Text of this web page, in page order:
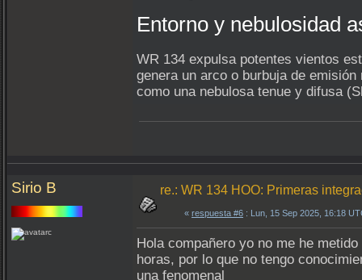
Entorno y nebulosidad
WR 134 expulsa potentes vientos
genera un arco o burbuja de
como una nebulosa tenue y difusa
Sirio B re.: WR 134 HOO: Primeras
« respuesta #6 : Lun, 15 Sep 2025, 16:18
Hola compañero yo no me he
horas, por lo que no tengo
una fenomenal